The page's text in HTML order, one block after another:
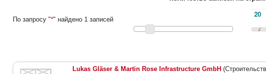
По запросу "*" найдено 1 записей
Lukas Gläser & Martin Rose Infrastructure GmbH